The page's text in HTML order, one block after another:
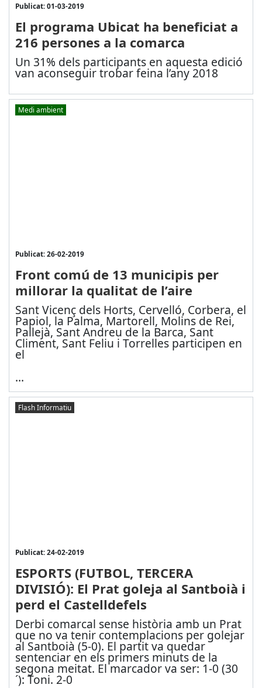
Publicat: 01-03-2019
El programa Ubicat ha beneficiat a
216 persones a la comarca
Un 31% dels participants en aquesta edició
van aconseguir trobar feina l’any 2018
Medi ambient
Publicat: 26-02-2019
Front comú de 13 municipis per
millorar la qualitat de l’aire
Sant Vicenç dels Horts, Cervelló, Corbera, el
Papiol, la Palma, Martorell, Molins de Rei,
Pallejà, Sant Andreu de la Barca, Sant
Climent, Sant Feliu i Torrelles participen en
el
...
Flash Informatiu
Publicat: 24-02-2019
ESPORTS (FUTBOL, TERCERA
DIVISIÓ): El Prat goleja al Santboià i
perd el Castelldefels
Derbi comarcal sense història amb un Prat
que no va tenir contemplacions per golejar
al Santboià (5-0). El partit va quedar
sentenciar en els primers minuts de la
segona meitat. El marcador va ser: 1-0 (30
´): Toni. 2-0